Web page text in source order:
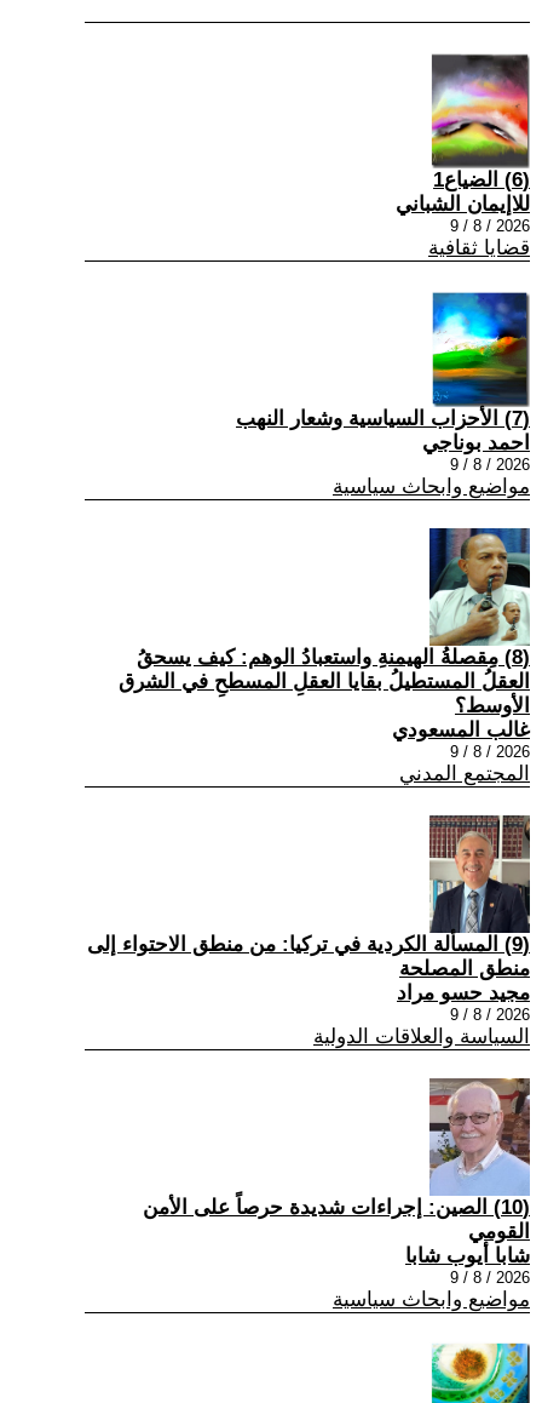
(6) الضياع1
للاإيمان الشباني
2026 / 8 / 9
قضايا ثقافية
(7) الأحزاب السياسية وشعار النهب
احمد بوناجي
2026 / 8 / 9
مواضيع وابحاث سياسية
(8) مِقصلةُ الهيمنةِ واستعبادُ الوهم: كيف يسحقُ
العقلُ المستطيلُ بقايا العقلِ المسطحِ في الشرق
الأوسط؟
غالب المسعودي
2026 / 8 / 9
المجتمع المدني
(9) المسألة الكردية في تركيا: من منطق الاحتواء إلى
منطق المصلحة
مجيد حسو مراد
2026 / 8 / 9
السياسة والعلاقات الدولية
(10) الصين: إجراءات شديدة حرصاً على الأمن
القومي
شابا أيوب شابا
2026 / 8 / 9
مواضيع وابحاث سياسية